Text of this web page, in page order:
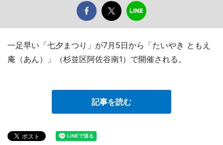
一足早い「七夕まつり」が7月5日から「たいやき ともえ
庵（あん）」（杉並区阿佐谷南1）で開催される。
記事を読む